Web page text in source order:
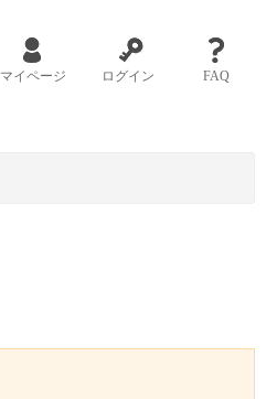
マイページ ログイン FAQ